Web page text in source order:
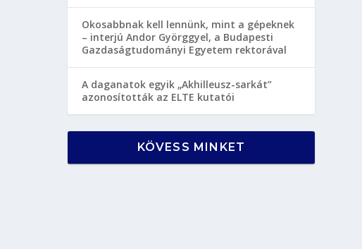
Okosabbnak kell lennünk, mint a gépeknek
– interjú Andor Györggyel, a Budapesti
Gazdaságtudományi Egyetem rektorával
A daganatok egyik „Akhilleusz-sarkát”
azonosították az ELTE kutatói
KÖVESS MINKET